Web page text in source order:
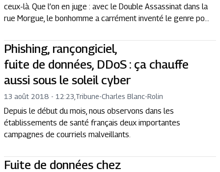
ceux-là. Que l’on en juge : avec le Double Assassinat dans la
rue Morgue, le bonhomme a carrément inventé le genre po...
Phishing, rançongiciel,
fuite de données, DDoS : ça chauffe
aussi sous le soleil cyber
13 août 2018 - 12:23 Tribune-Charles Blanc-Rolin
Depuis le début du mois, nous observons dans les
établissements de santé français deux importantes
campagnes de courriels malveillants.
Fuite de données chez